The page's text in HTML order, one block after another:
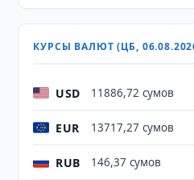
КУРСЫ ВАЛЮТ (ЦБ,
USD 11886,72 сумов
EUR 13717,27 сумов
RUB 146,37 сумов